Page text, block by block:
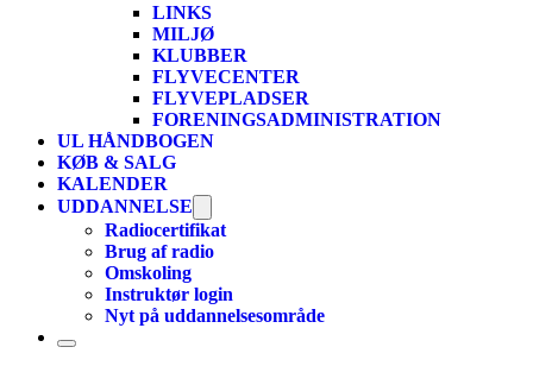
LINKS
MILJØ
KLUBBER
FLYVECENTER
FLYVEPLADSER
FORENINGSADMINISTRATION
UL HÅNDBOGEN
KØB & SALG
KALENDER
UDDANNELSE
Radiocertifikat
Brug af radio
Omskoling
Instruktør login
Nyt på uddannelsesområde